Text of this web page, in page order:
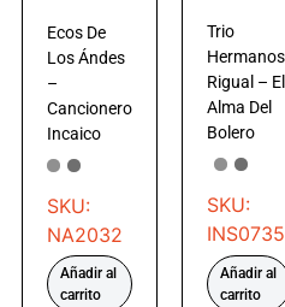
Ecos De
Los Ándes
–
Cancionero
Incaico
SKU:
NA2032
Añadir al
carrito
Trio
Hermanos
Rigual – El
Alma Del
Bolero
SKU:
INS0735
Añadir al
carrito